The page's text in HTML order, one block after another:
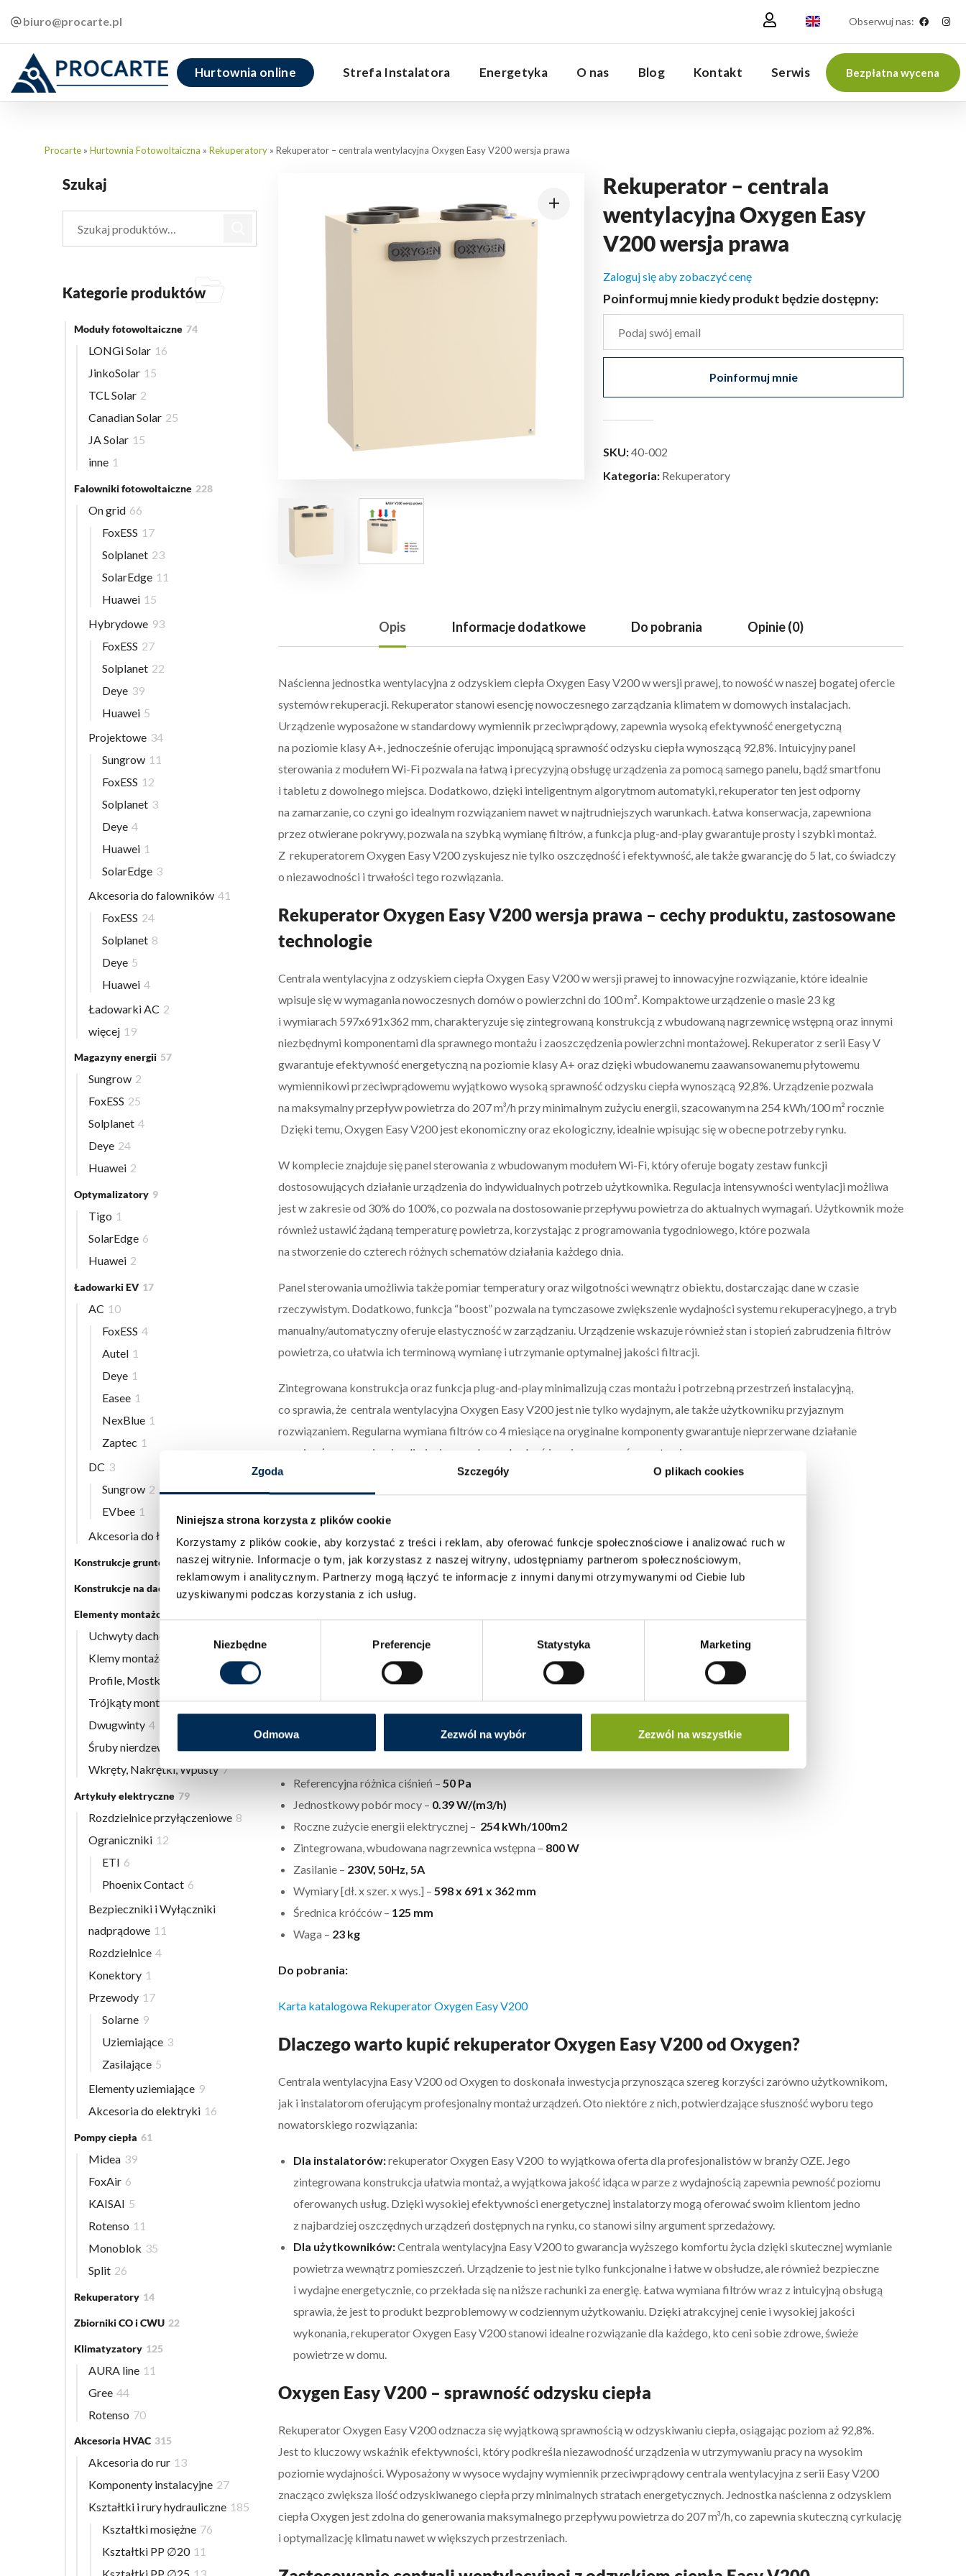
Zgoda Szczegóły O plikach cookies
Niniejsza strona korzysta z plików cookie
Korzystamy z plików cookie, aby korzystać z treści i reklam, aby oferować funkcje społecznościowe i analizować ruch w
naszej witrynie. Informacje o tym, jak korzystasz z naszej witryny, udostępniamy partnerom społecznościowym,
reklamowym i analitycznym. Partnerzy mogą łączyć te informacje z innymi danymi otrzymywanymi od Ciebie lub
uzyskiwanymi podczas korzystania z ich usług.
Niezbędne Preferencje Statystyka Marketing
Odmowa Zezwól na wybór Zezwól na wszystkie
biuro@procarte.pl Obserwuj nas:
Hurtownia online Strefa Instalatora Energetyka O nas Blog Kontakt Serwis Bezpłatna wycena
Procarte » Hurtownia Fotowoltaiczna » Rekuperatory » Rekuperator – centrala wentylacyjna Oxygen Easy V200 wersja prawa
Rekuperator – centrala
wentylacyjna Oxygen Easy
V200 wersja prawa
Zaloguj się aby zobaczyć cenę
Poinformuj mnie kiedy produkt będzie dostępny:
Poinformuj mnie
SKU:40-002
Kategoria: Rekuperatory
Opis Informacje dodatkowe Do pobrania Opinie (0)
Naścienna jednostka wentylacyjna z odzyskiem ciepła Oxygen Easy V200 w wersji prawej, to nowość w naszej bogatej ofercie
systemów rekuperacji. Rekuperator stanowi esencję nowoczesnego zarządzania klimatem w domowych instalacjach.
Urządzenie wyposażone w standardowy wymiennik przeciwprądowy, zapewnia wysoką efektywność energetyczną
na poziomie klasy A+, jednocześnie oferując imponującą sprawność odzysku ciepła wynoszącą 92,8%. Intuicyjny panel
sterowania z modułem Wi-Fi pozwala na łatwą i precyzyjną obsługę urządzenia za pomocą samego panelu, bądź smartfonu
i tabletu z dowolnego miejsca. Dodatkowo, dzięki inteligentnym algorytmom automatyki, rekuperator ten jest odporny
na zamarzanie, co czyni go idealnym rozwiązaniem nawet w najtrudniejszych warunkach. Łatwa konserwacja, zapewniona
przez otwierane pokrywy, pozwala na szybką wymianę filtrów, a funkcja plug-and-play gwarantuje prosty i szybki montaż.
Z rekuperatorem Oxygen Easy V200 zyskujesz nie tylko oszczędność i efektywność, ale także gwarancję do 5 lat, co świadczy
o niezawodności i trwałości tego rozwiązania.
Rekuperator Oxygen Easy V200 wersja prawa – cechy produktu, zastosowane
technologie
Centrala wentylacyjna z odzyskiem ciepła Oxygen Easy V200 w wersji prawej to innowacyjne rozwiązanie, które idealnie
wpisuje się w wymagania nowoczesnych domów o powierzchni do 100 m². Kompaktowe urządzenie o masie 23 kg
i wymiarach 597x691x362 mm, charakteryzuje się zintegrowaną konstrukcją z wbudowaną nagrzewnicę wstępną oraz innymi
niezbędnymi komponentami dla sprawnego montażu i zaoszczędzenia powierzchni montażowej. Rekuperator z serii Easy V
gwarantuje efektywność energetyczną na poziomie klasy A+ oraz dzięki wbudowanemu zaawansowanemu płytowemu
wymiennikowi przeciwprądowemu wyjątkowo wysoką sprawność odzysku ciepła wynoszącą 92,8%. Urządzenie pozwala
na maksymalny przepływ powietrza do 207 m³/h przy minimalnym zużyciu energii, szacowanym na 254 kWh/100 m² rocznie
Dzięki temu, Oxygen Easy V200 jest ekonomiczny oraz ekologiczny, idealnie wpisując się w obecne potrzeby rynku.
W komplecie znajduje się panel sterowania z wbudowanym modułem Wi-Fi, który oferuje bogaty zestaw funkcji
dostosowujących działanie urządzenia do indywidualnych potrzeb użytkownika. Regulacja intensywności wentylacji możliwa
jest w zakresie od 30% do 100%, co pozwala na dostosowanie przepływu powietrza do aktualnych wymagań. Użytkownik może
również ustawić żądaną temperaturę powietrza, korzystając z programowania tygodniowego, które pozwala
na stworzenie do czterech różnych schematów działania każdego dnia.
Panel sterowania umożliwia także pomiar temperatury oraz wilgotności wewnątrz obiektu, dostarczając dane w czasie
rzeczywistym. Dodatkowo, funkcja “boost” pozwala na tymczasowe zwiększenie wydajności systemu rekuperacyjnego, a tryb
manualny/automatyczny oferuje elastyczność w zarządzaniu. Urządzenie wskazuje również stan i stopień zabrudzenia filtrów
powietrza, co ułatwia ich terminową wymianę i utrzymanie optymalnej jakości filtracji.
Zintegrowana konstrukcja oraz funkcja plug-and-play minimalizują czas montażu i potrzebną przestrzeń instalacyjną,
co sprawia, że centrala wentylacyjna Oxygen Easy V200 jest nie tylko wydajnym, ale także użytkowniku przyjaznym
rozwiązaniem. Regularna wymiana filtrów co 4 miesiące na oryginalne komponenty gwarantuje nieprzerwane działanie
na najwyższym poziomie, eliminując ryzyko uszkodzeń i zanieczyszczeń w systemie.
Producent – Oxygen
Nazwa systemu –Rekuperator Oxygen Easy V200
Wersja –prawa
Klasa JZE –A+
System odzysku ciepła –rekuperacyjny
92,8%
Pobór energii elektrycznej napędu wentylatora –168 W
Poziom mocy akustycznej –
51 dB
Referencyjna różnica ciśnień – 50 Pa
Jednostkowy pobór mocy – 0.39 W/(m3/h)
Roczne zużycie energii elektrycznej – 254 kWh/100m2
Zintegrowana, wbudowana nagrzewnica wstępna – 800 W
Zasilanie – 230V, 50Hz, 5A
Wymiary [dł. x szer. x wys.] – 598 x 691 x 362 mm
Średnica króćców – 125 mm
Waga – 23 kg
Do pobrania:
Karta katalogowa Rekuperator Oxygen Easy V200
Dlaczego warto kupić rekuperator Oxygen Easy V200 od Oxygen?
Centrala wentylacyjna Easy V200 od Oxygen to doskonała inwestycja przynosząca szereg korzyści zarówno użytkownikom,
jak i instalatorom oferującym profesjonalny montaż urządzeń. Oto niektóre z nich, potwierdzające słuszność wyboru tego
nowatorskiego rozwiązania:
Dla instalatorów:rekuperator Oxygen Easy V200 to wyjątkowa oferta dla profesjonalistów w branży OZE. Jego
zintegrowana konstrukcja ułatwia montaż, a wyjątkowa jakość idąca w parze z wydajnością zapewnia pewność poziomu
oferowanych usług. Dzięki wysokiej efektywności energetycznej instalatorzy mogą oferować swoim klientom jedno
z najbardziej oszczędnych urządzeń dostępnych na rynku, co stanowi silny argument sprzedażowy.
Dla użytkowników:Centrala wentylacyjna Easy V200 to gwarancja wyższego komfortu życia dzięki skutecznej wymianie
powietrza wewnątrz pomieszczeń. Urządzenie to jest nie tylko funkcjonalne i łatwe w obsłudze, ale również bezpieczne
i wydajne energetycznie, co przekłada się na niższe rachunki za energię. Łatwa wymiana filtrów wraz z intuicyjną obsługą
sprawia, że jest to produkt bezproblemowy w codziennym użytkowaniu. Dzięki atrakcyjnej cenie i wysokiej jakości
wykonania, rekuperator Oxygen Easy V200 stanowi idealne rozwiązanie dla każdego, kto ceni sobie zdrowe, świeże
powietrze w domu.
Oxygen Easy V200 – sprawność odzysku ciepła
Rekuperator Oxygen Easy V200 odznacza się wyjątkową sprawnością w odzyskiwaniu ciepła, osiągając poziom aż 92,8%.
Jest to kluczowy wskaźnik efektywności, który podkreśla niezawodność urządzenia w utrzymywaniu pracy na wysokim
poziomie wydajności. Wyposażony w wysoce wydajny wymiennik przeciwprądowy centrala wentylacyjna z serii Easy V200
znacząco zwiększa ilość odzyskiwanego ciepła przy minimalnych stratach energetycznych. Jednostka naścienna z odzyskiem
ciepła Oxygen jest zdolna do generowania maksymalnego przepływu powietrza do 207 m³/h, co zapewnia skuteczną cyrkulację
i optymalizację klimatu nawet w większych przestrzeniach.
Szukaj
Kategorie produktów
Moduły fotowoltaiczne 74
LONGi Solar 16
JinkoSolar 15
TCL Solar 2
Canadian Solar 25
JA Solar 15
inne 1
Falowniki fotowoltaiczne 228
On grid 66
FoxESS 17
Solplanet 23
SolarEdge 11
Huawei 15
Hybrydowe 93
FoxESS 27
Solplanet 22
Deye 39
Huawei 5
Projektowe 34
Sungrow 11
FoxESS 12
Solplanet 3
Deye 4
Huawei 1
SolarEdge 3
Akcesoria do falowników 41
FoxESS 24
Solplanet 8
Deye 5
Huawei 4
Ładowarki AC 2
więcej 19
Magazyny energii 57
Sungrow 2
FoxESS 25
Solplanet 4
Deye 24
Huawei 2
Optymalizatory 9
Tigo 1
SolarEdge 6
Huawei 2
Ładowarki EV 17
AC 10
FoxESS 4
Autel 1
Deye 1
Easee 1
NexBlue 1
Zaptec 1
DC 3
Sungrow 2
EVbee 1
Akcesoria do ładowarek EV
Konstrukcje gruntowe 5
Konstrukcje na dach płaski 3
Elementy montażowe
Uchwyty dachowe
Klemy montażowe
Profile, Mostki
Trójkąty montażowe 3
Dwugwinty 4
Śruby nierdzewne
Wkręty, Nakrętki, Wpusty 7
Artykuły elektryczne 79
Rozdzielnice przyłączeniowe 8
Ograniczniki 12
ETI 6
Phoenix Contact 6
Bezpieczniki i Wyłączniki
nadprądowe 11
Rozdzielnice 4
Konektory 1
Przewody 17
Solarne 9
Uziemiające 3
Zasilające 5
Elementy uziemiające 9
Akcesoria do elektryki 16
Pompy ciepła 61
Midea 39
FoxAir 6
KAISAI 5
Rotenso 11
Monoblok 35
Split 26
Rekuperatory 14
Zbiorniki CO i CWU 22
Klimatyzatory 125
AURA line 11
Gree 44
Rotenso 70
Akcesoria HVAC 315
Akcesoria do rur 13
Komponenty instalacyjne 27
Kształtki i rury hydrauliczne 185
Kształtki mosiężne 76
Kształtki PP ∅20 11